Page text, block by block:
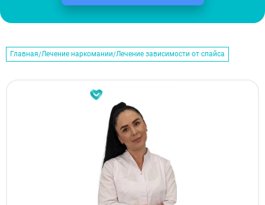
Главная Лечение наркомании Лечение зависимости от спайса